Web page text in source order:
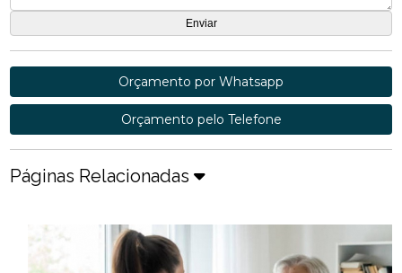
Orçamento por Whatsapp
Orçamento pelo Telefone
Páginas Relacionadas